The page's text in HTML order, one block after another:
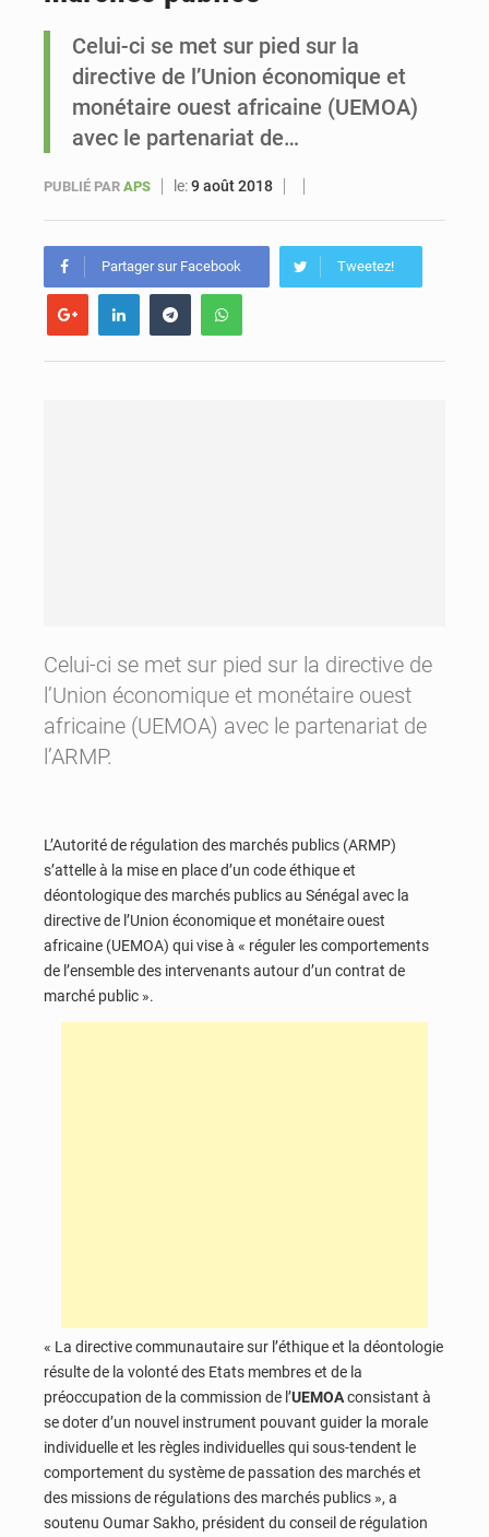
Celui-ci se met sur pied sur la
directive de l’Union économique et
monétaire ouest africaine (UEMOA)
avec le partenariat de…
PUBLIÉ PAR APS le:9 août 2018
Partager sur Facebook Tweetez!
Celui-ci se met sur pied sur la directive de
l’Union économique et monétaire ouest
africaine (UEMOA) avec le partenariat de
l’ARMP.
L’Autorité de régulation des marchés publics (ARMP)
s’attelle à la mise en place d’un code éthique et
déontologique des marchés publics au Sénégal avec la
directive de l’Union économique et monétaire ouest
africaine (UEMOA) qui vise à « réguler les comportements
de l’ensemble des intervenants autour d’un contrat de
marché public ».
« La directive communautaire sur l’éthique et la déontologie
résulte de la volonté des Etats membres et de la
préoccupation de la commission de l’UEMOAconsistant à
se doter d’un nouvel instrument pouvant guider la morale
individuelle et les règles individuelles qui sous-tendent le
comportement du système de passation des marchés et
des missions de régulations des marchés publics », a
soutenu Oumar Sakho, président du conseil de régulation